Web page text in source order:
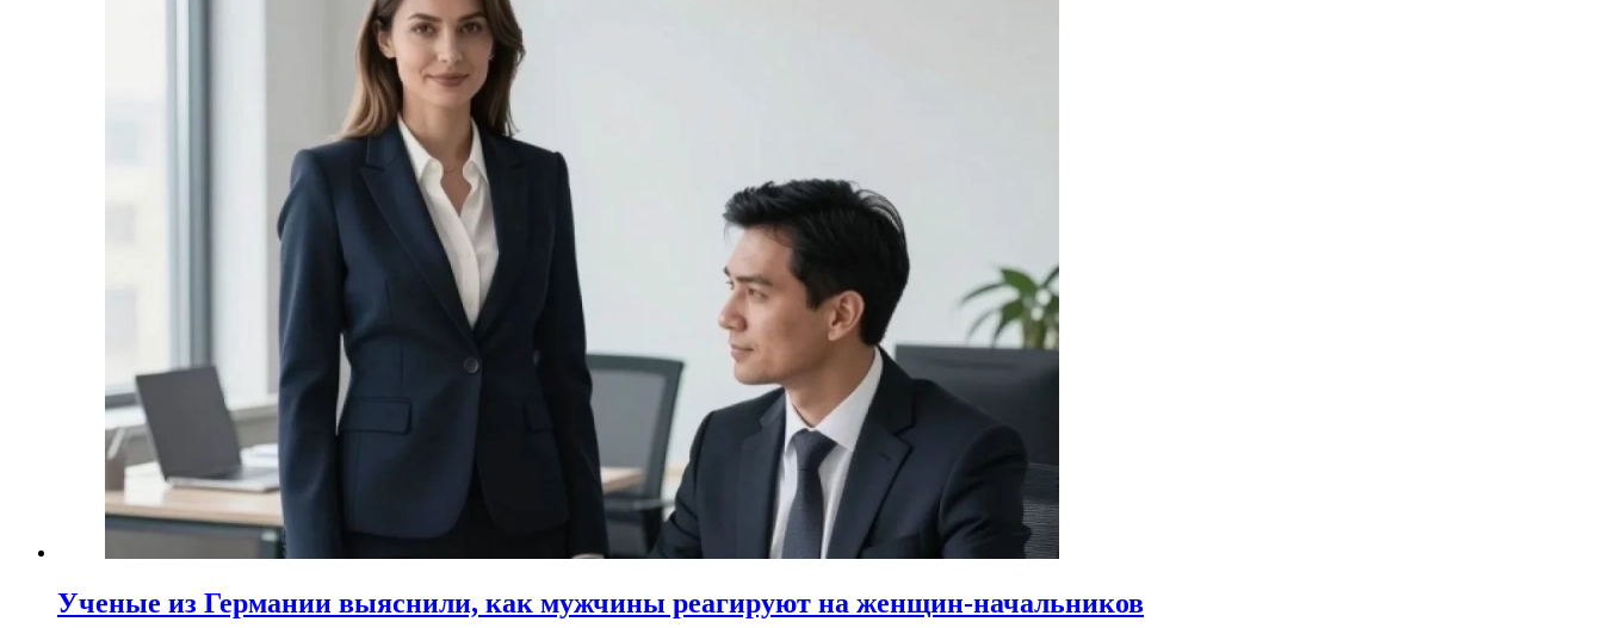
Ученые из Германии выяснили, как мужчины реагируют на женщин-начальников